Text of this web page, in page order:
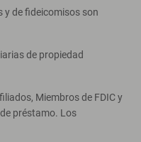
y de fideicomisos son
de propiedad
Miembros de FDIC y
préstamo. Los